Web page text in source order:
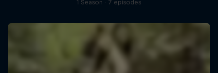
1 Season · 7 episodes